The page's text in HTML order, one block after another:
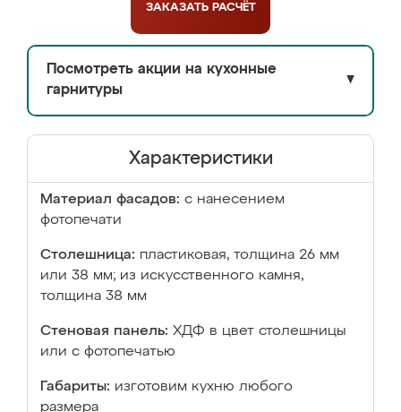
ЗАКАЗАТЬ РАСЧЁТ
Посмотреть акции на кухонные
гарнитуры
▼
Характеристики
Материал фасадов: с нанесением
фотопечати
Столешница: пластиковая, толщина 26 мм
или 38 мм; из искусственного камня,
толщина 38 мм
Стеновая панель: ХДФ в цвет столешницы
или с фотопечатью
Габариты: изготовим кухню любого
размера